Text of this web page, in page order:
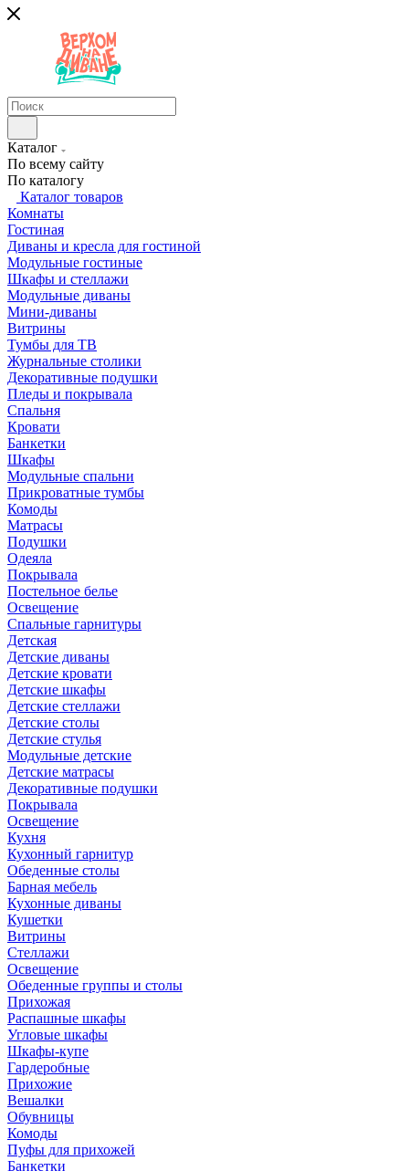
Каталог
По всему сайту
По каталогу
Каталог товаров
Комнаты
Гостиная
Диваны и кресла для гостиной
Модульные гостиные
Шкафы и стеллажи
Модульные диваны
Мини-диваны
Витрины
Тумбы для ТВ
Журнальные столики
Декоративные подушки
Пледы и покрывала
Спальня
Кровати
Банкетки
Шкафы
Модульные спальни
Прикроватные тумбы
Комоды
Матрасы
Подушки
Одеяла
Покрывала
Постельное белье
Освещение
Спальные гарнитуры
Детская
Детские диваны
Детские кровати
Детские шкафы
Детские стеллажи
Детские столы
Детские стулья
Модульные детские
Детские матрасы
Декоративные подушки
Покрывала
Освещение
Кухня
Кухонный гарнитур
Обеденные столы
Барная мебель
Кухонные диваны
Кушетки
Витрины
Стеллажи
Освещение
Обеденные группы и столы
Прихожая
Распашные шкафы
Угловые шкафы
Шкафы-купе
Гардеробные
Прихожие
Вешалки
Обувницы
Комоды
Пуфы для прихожей
Банкетки